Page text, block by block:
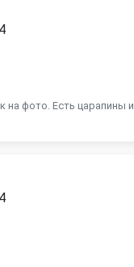
на фото. Есть царапины и